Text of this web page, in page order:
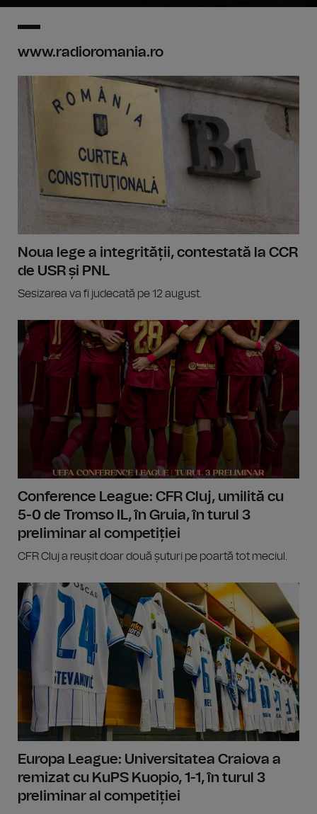
www.radioromania.ro
Noua lege a integrității, contestată la CCR
de USR și PNL
Sesizarea va fi judecată pe 12 august.
Conference League: CFR Cluj, umilită cu
5-0 de Tromso IL, în Gruia, în turul 3
preliminar al competiției
CFR Cluj a reușit doar două șuturi pe poartă tot meciul.
Europa League: Universitatea Craiova a
remizat cu KuPS Kuopio, 1-1, în turul 3
preliminar al competiției